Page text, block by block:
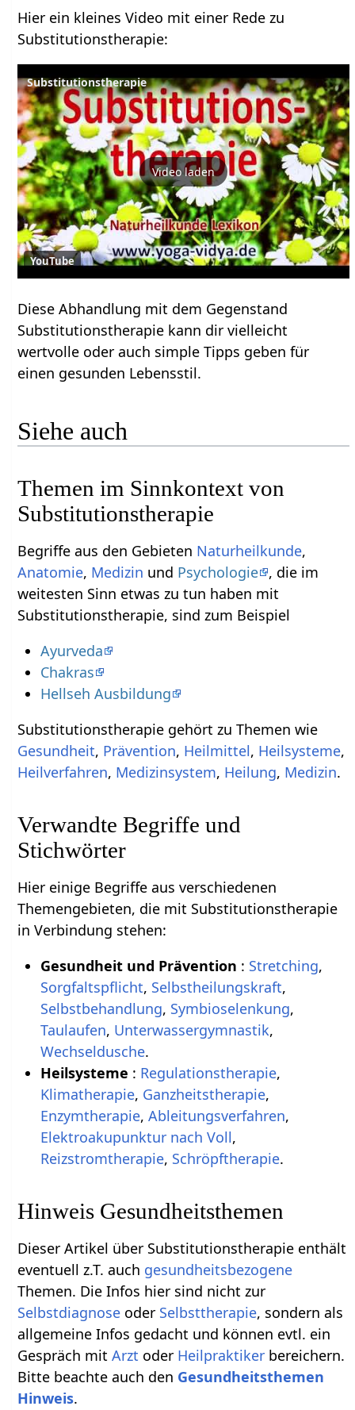
Hier ein kleines Video mit einer Rede zu
Substitutionstherapie:
Substitutionstherapie
Video laden
YouTube
Diese Abhandlung mit dem Gegenstand
Substitutionstherapie kann dir vielleicht
wertvolle oder auch simple Tipps geben für
einen gesunden Lebensstil.
Siehe auch
Themen im Sinnkontext von
Substitutionstherapie
Begriffe aus den Gebieten Naturheilkunde,
Anatomie, Medizin und Psychologie , die im
weitesten Sinn etwas zu tun haben mit
Substitutionstherapie, sind zum Beispiel
Ayurveda
Chakras
Hellseh Ausbildung
Substitutionstherapie gehört zu Themen wie
Gesundheit, Prävention, Heilmittel, Heilsysteme,
Heilverfahren, Medizinsystem, Heilung, Medizin.
Verwandte Begriffe und
Stichwörter
Hier einige Begriffe aus verschiedenen
Themengebieten, die mit Substitutionstherapie
in Verbindung stehen:
Gesundheit und Prävention : Stretching,
Sorgfaltspflicht, Selbstheilungskraft,
Selbstbehandlung, Symbioselenkung,
Taulaufen, Unterwassergymnastik,
Wechseldusche.
Heilsysteme : Regulationstherapie,
Klimatherapie, Ganzheitstherapie,
Enzymtherapie, Ableitungsverfahren,
Elektroakupunktur nach Voll,
Reizstromtherapie, Schröpftherapie.
Hinweis Gesundheitsthemen
Dieser Artikel über Substitutionstherapie enthält
eventuell z.T. auch gesundheitsbezogene
Themen. Die Infos hier sind nicht zur
Selbstdiagnose oder Selbsttherapie, sondern als
allgemeine Infos gedacht und können evtl. ein
Gespräch mitArzt oder Heilpraktiker bereichern.
Bitte beachte auch den Gesundheitsthemen
Hinweis.